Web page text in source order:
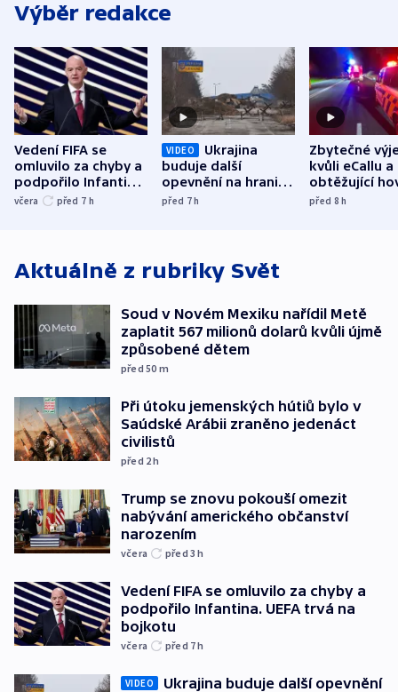
Výběr redakce
Vedení FIFA se
omluvilo za chyby a
podpořilo Infantina.
UEFA trvá na
včera před 7 h
VIDEO
Ukrajina
buduje další
opevnění na hranici
s Běloruskem
před 7h
Zbytečné
kvůli eCallu a
obtěžující
zdržují
před 8h
Aktuálně z rubriky Svět
Soud v Novém Mexiku nařídil Metě
zaplatit 567 milionů dolarů kvůli újmě
způsobené dětem
před 50 m
Při útoku jemenských hútiů bylo v
Saúdské Arábii zraněno jedenáct
civilistů
před 2h
Trump se znovu pokouší omezit
nabývání amerického občanství
narozením
včera před 3h
Vedení FIFA se omluvilo za chyby a
podpořilo Infantina. UEFA trvá na
bojkotu
včera před 7h
VIDEO
Ukrajina buduje další opevnění